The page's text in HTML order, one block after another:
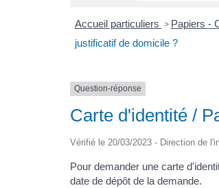
Accueil particuliers > Papiers -
justificatif de domicile ?
Question-réponse
Carte d'identité /
Vérifié le 20/03/2023 - Direction de
Pour demander une carte
date de dépôt de la demande.